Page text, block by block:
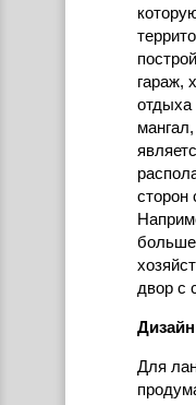
гараж,
отдыха
сторон
больше
двор с
Для